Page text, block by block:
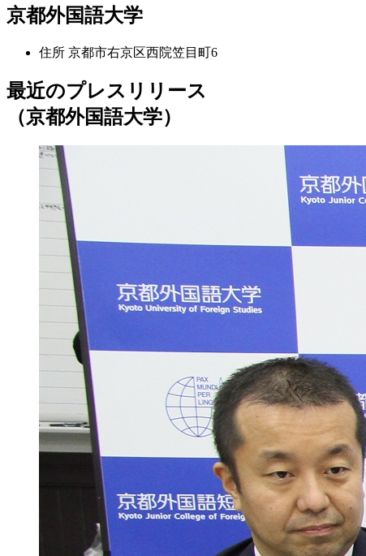
京都外国語大学
住所 京都市右京区西院笠目町6
最近のプレスリリース
（京都外国語大学）